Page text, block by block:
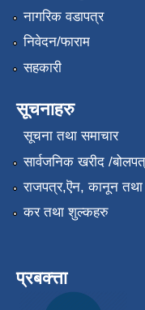
नागरिक वडापत्र
निवेदन/फाराम
सहकारी
सूचनाहरु
सूचना तथा समाचार
सार्वजनिक खरीद /
राजपत्र,ऎन, कानून तथा
कर तथा शुल्कहरु
प्रबक्त्ता